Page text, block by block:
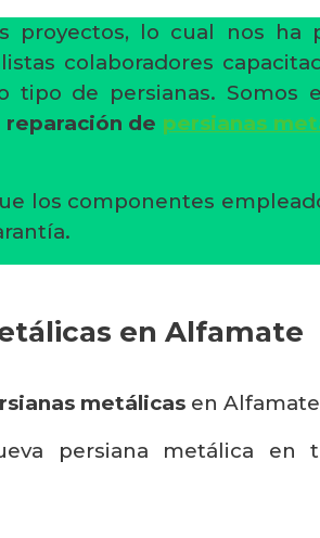
proyectos, lo cual nos ha
colaboradores
tipo de persianas. Somos
reparación de persianas
los componentes
en Alfamate
metálicas en
persiana metálica en